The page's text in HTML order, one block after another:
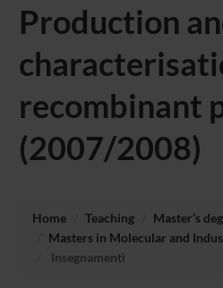
Production
recombinant
(2007/2008)
Home Teaching
Master’s
Masters in Molecular and
Insegnamenti